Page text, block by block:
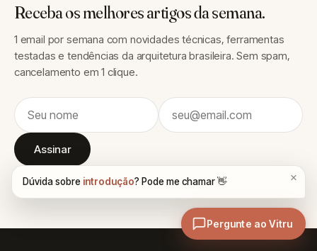
Receba os melhores artigos da semana.
1 email por semana com novidades técnicas, ferramentas
testadas e tendências da arquitetura brasileira. Sem spam,
cancelamento em 1 clique.
Assinar